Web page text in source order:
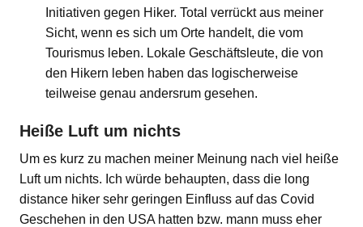
Initiativen gegen Hiker. Total verrückt aus meiner
Sicht, wenn es sich um Orte handelt, die vom
Tourismus leben. Lokale Geschäftsleute, die von
den Hikern leben haben das logischerweise
teilweise genau andersrum gesehen.
Heiße Luft um nichts
Um es kurz zu machen meiner Meinung nach viel heiße
Luft um nichts. Ich würde behaupten, dass die long
distance hiker sehr geringen Einfluss auf das Covid
Geschehen in den USA hatten bzw. mann muss eher